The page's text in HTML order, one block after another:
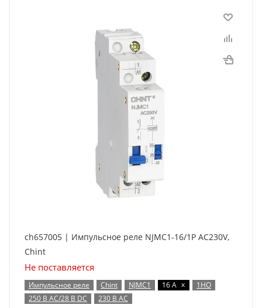
ch657005 | Импульсное реле NJMC1-16/1P AC230V,
Chint
Не поставляется
Импульсное реле Chint NJMC1 16 А x
1НО
250 В AC/28 В DC
230 В AC